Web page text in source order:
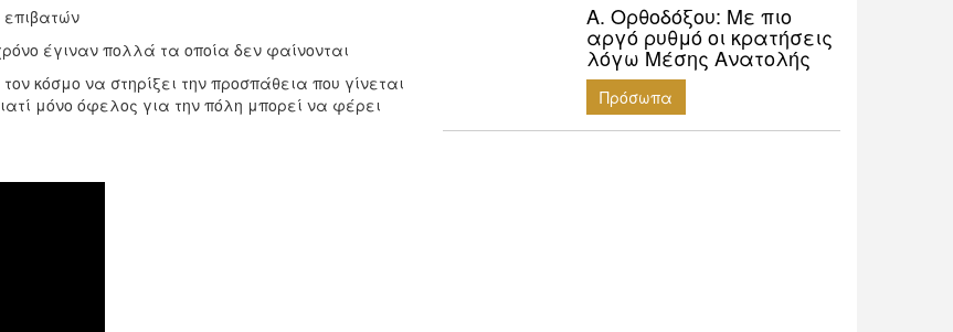
επιβατών
έγιναν πολλά τα οποία δεν φαίνονται
κόσμο να στηρίξει την προσπάθεια που γίνεται
μόνο όφελος για την πόλη μπορεί να φέρει
Α. Ορθοδόξου: Mε πιο
αργό ρυθμό οι κρατήσεις
λόγω Μέσης Ανατολής
Πρόσωπα